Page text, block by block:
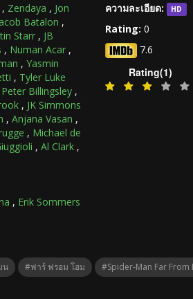
, Zendaya , Jon
Batalon ,
Starr , JB
, Numan Acar ,
, Yasmin
, Tyler Luke
Peter Billingsley ,
, JK Simmons
, Anjana Vasan ,
, Michael de
, Al Clark ,
, Erik Sommers
ความละเอียด:
HD
Rating: 0
7.6
Rating(1)
น #ฟาร์ ฟรอม โฮม #Spider-Man Far